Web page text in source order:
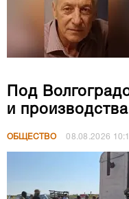
Под
и
ОБЩЕСТВО 08.08.2026